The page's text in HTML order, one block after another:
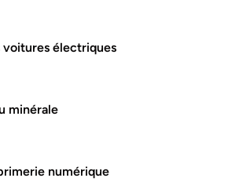
voitures électriques
minérale
numérique